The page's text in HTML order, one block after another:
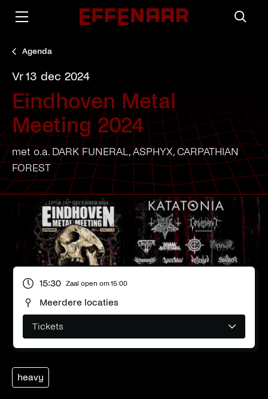
Agenda
vr 13 dec 2024
Eindhoven Metal
Meeting 2024
met o.a. DARK FUNERAL, ASPHYX, CARPATHIAN
FOREST
15:30 Zaal open om15:00
Meerdere locaties
Tickets
heavy